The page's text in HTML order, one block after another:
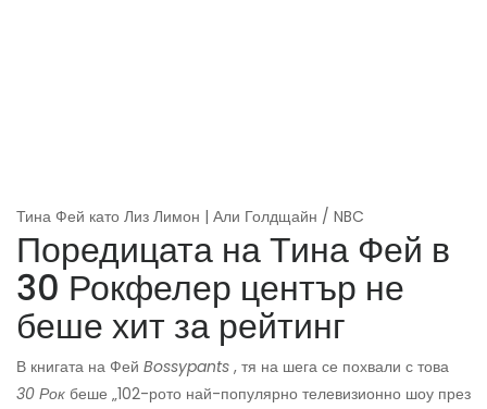
Тина Фей като Лиз Лимон | Али Голдщайн / NBC
Поредицата на Тина Фей в
30 Рокфелер център не
беше хит за рейтинг
В книгата на Фей Bossypants , тя на шега се похвали с това
30 Рок беше „102-рото най-популярно телевизионно шоу през